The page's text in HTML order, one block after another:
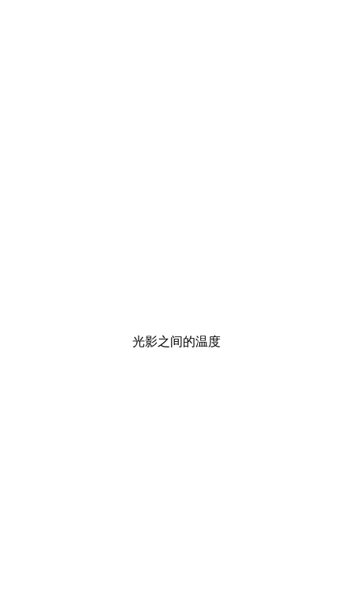
光影之间的温度